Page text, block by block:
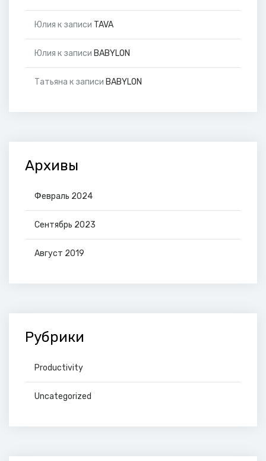
Юлия к записи TAVA
Юлия к записи BABYLON
Татьяна к записи BABYLON
Архивы
Февраль 2024
Сентябрь 2023
Август 2019
Рубрики
Productivity
Uncategorized